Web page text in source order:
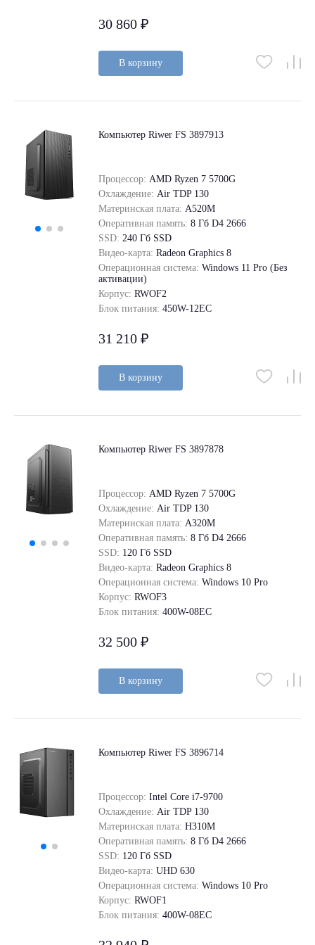
30 860 ₽
В корзину
Компьютер Riwer FS 3897913
Процессор: AMD Ryzen 7 5700G
Охлаждение: Air TDP 130
Материнская плата: A520M
Оперативная память: 8 Гб D4 2666
SSD: 240 Гб SSD
Видео-карта: Radeon Graphics 8
Операционная система: Windows 11 Pro (Без
активации)
Корпус: RWOF2
Блок питания: 450W-12EC
31 210 ₽
В корзину
Компьютер Riwer FS 3897878
Процессор: AMD Ryzen 7 5700G
Охлаждение: Air TDP 130
Материнская плата: A320M
Оперативная память: 8 Гб D4 2666
SSD: 120 Гб SSD
Видео-карта: Radeon Graphics 8
Операционная система: Windows 10 Pro
Корпус: RWOF3
Блок питания: 400W-08EC
32 500 ₽
В корзину
Компьютер Riwer FS 3896714
Процессор: Intel Core i7-9700
Охлаждение: Air TDP 130
Материнская плата: H310M
Оперативная память: 8 Гб D4 2666
SSD: 120 Гб SSD
Видео-карта: UHD 630
Операционная система: Windows 10 Pro
Корпус: RWOF1
Блок питания: 400W-08EC